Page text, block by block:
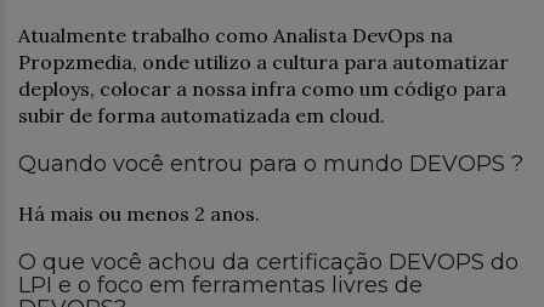
Atualmente trabalho como Analista DevOps na
Propzmedia, onde utilizo a cultura para automatizar
deploys, colocar a nossa infra como um código para
subir de forma automatizada em cloud.
Quando você entrou para o mundo DEVOPS ?
Há mais ou menos 2 anos.
O que você achou da certificação DEVOPS do
LPI e o foco em ferramentas livres de